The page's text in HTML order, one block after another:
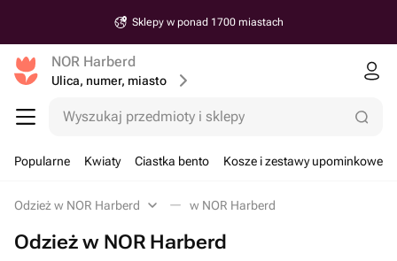
Sklepy w ponad 1700 miastach
NOR Harberd
Ulica, numer, miasto
Wyszukaj przedmioty i sklepy
Popularne Kwiaty Ciastka bento Kosze i zestawy upominkowe
Odzież w NOR Harberd w NOR Harberd
Odzież w NOR Harberd